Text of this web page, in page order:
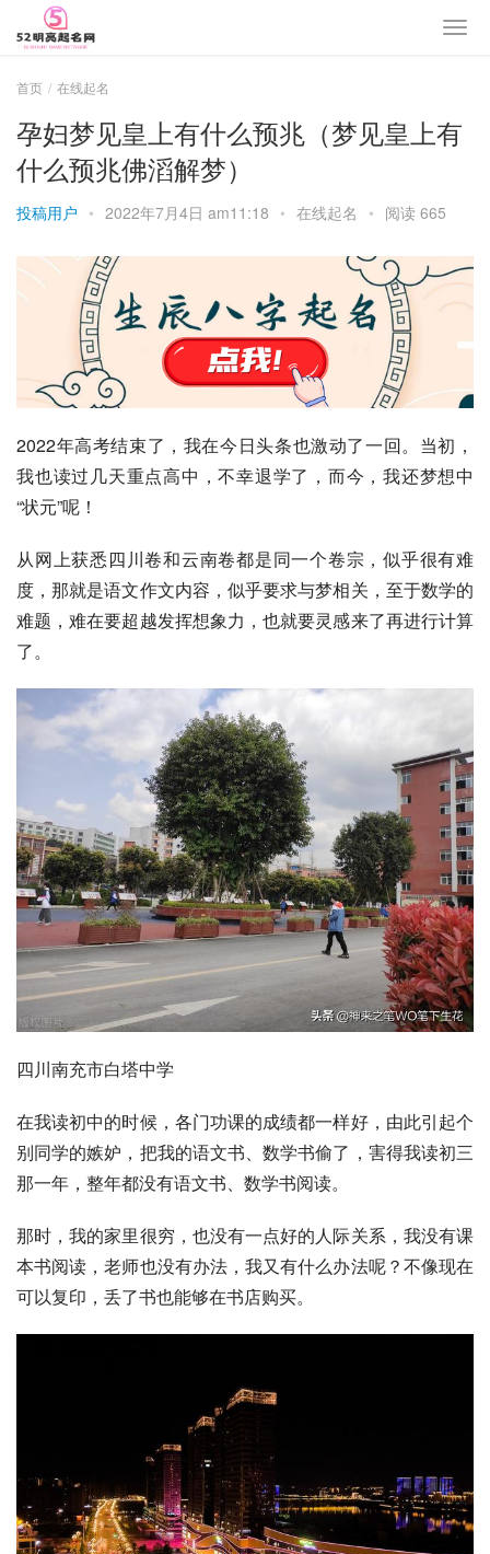
首页 在线起名
孕妇梦见皇上有什么预兆（梦见皇上有
什么预兆佛滔解梦）
投稿用户 • 2022年7月4日 am11:18 • 在线起名 • 阅读 665
2022年高考结束了，我在今日头条也激动了一回。当初，
我也读过几天重点高中，不幸退学了，而今，我还梦想中
“状元”呢！
从网上获悉四川卷和云南卷都是同一个卷宗，似乎很有难
度，那就是语文作文内容，似乎要求与梦相关，至于数学的
难题，难在要超越发挥想象力，也就要灵感来了再进行计算
了。
四川南充市白塔中学
在我读初中的时候，各门功课的成绩都一样好，由此引起个
别同学的嫉妒，把我的语文书、数学书偷了，害得我读初三
那一年，整年都没有语文书、数学书阅读。
那时，我的家里很穷，也没有一点好的人际关系，我没有课
本书阅读，老师也没有办法，我又有什么办法呢？不像现在
可以复印，丢了书也能够在书店购买。